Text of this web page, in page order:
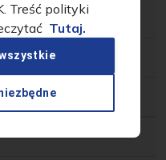
Treść polityki
Tutaj.